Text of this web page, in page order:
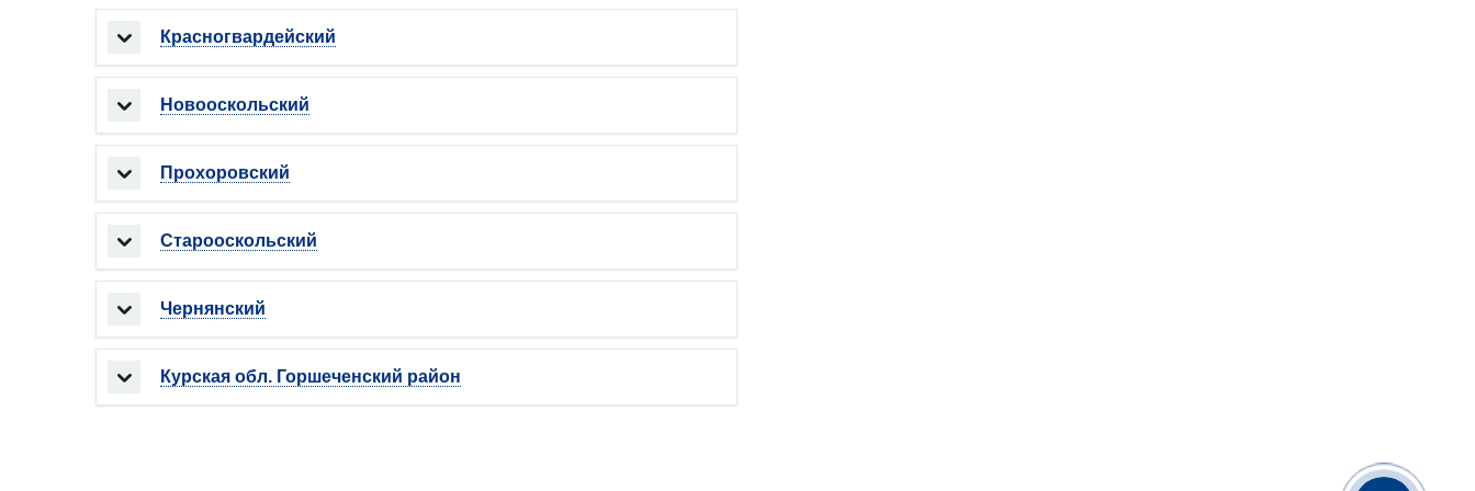
Красногвардейский
Новооскольский
Прохоровский
Старооскольский
Чернянский
Курская обл. Горшеченский район